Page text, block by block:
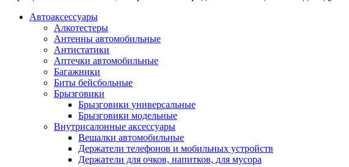
Автоаксессуары
Алкотестеры
Антенны автомобильные
Антистатики
Аптечки автомобильные
Багажники
Биты бейсбольные
Брызговики
Брызговики универсальные
Брызговики модельные
Внутрисалонные аксессуары
Вешалки автомобильные
Держатели телефонов и мобильных устройств
Держатели для очков, напитков, для мусора